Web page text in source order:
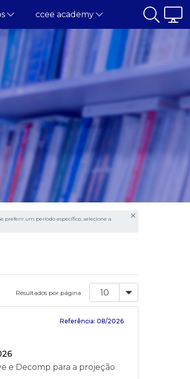
ccee academy
preferir um período específico, selecione a
Resultados por página
Referência: 08/2026
e Decomp para a projeção